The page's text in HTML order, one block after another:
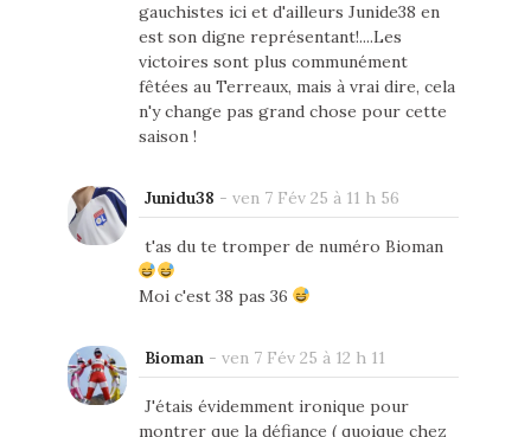
gauchistes ici et d'ailleurs Junide38 en
est son digne représentant!....Les
victoires sont plus communément
fêtées au Terreaux, mais à vrai dire, cela
n'y change pas grand chose pour cette
saison !
Junidu38 - ven 7 Fév 25 à 11 h 56
t'as du te tromper de numéro Bioman
Moi c'est 38 pas 36
Bioman- ven 7 Fév 25 à 12 h 11
J'étais évidemment ironique pour
montrer que la défiance ( quoique chez